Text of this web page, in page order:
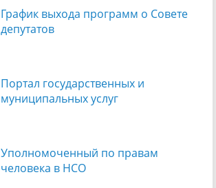
График выхода программ о Cовете
депутатов
Портал государственных и
муниципальных услуг
Уполномоченный по правам
человека в НСО